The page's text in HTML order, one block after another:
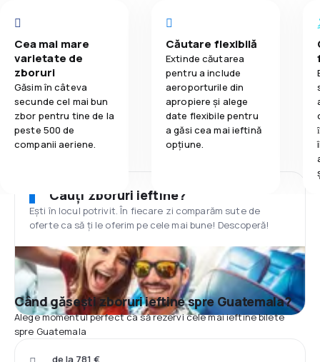
Cea mai mare
varietate de
zboruri
Găsim în câteva
secunde cel mai bun
zbor pentru tine de la
peste 500 de
companii aeriene.
Căutare flexibilă
Extinde căutarea
pentru a include
aeroporturile din
apropiere și alege
date flexibile pentru
a găsi cea mai ieftină
opțiune.
Cauți zboruri ieftine?
Ești în locul potrivit. În fiecare zi comparăm sute de
oferte ca să ți le oferim pe cele mai bune! Descoperă!
Când găsești zboruri ieftine spre Guatemala?
Alege momentul perfect ca să rezervi cele mai ieftine bilete
spre Guatemala
de la 781 €